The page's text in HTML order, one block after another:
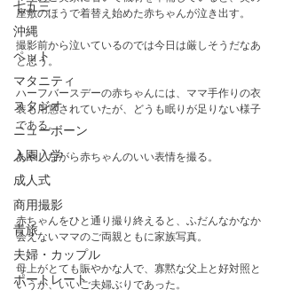
七五三
沖縄
ペット
マタニティ
スタジオ
ニューボーン
入園入学
成人式
商用撮影
青旅
夫婦・カップル
ポートレート
座敷のほうで着替え始めた赤ちゃんが泣き出す。
撮影前から泣いているのでは今日は厳しそうだなあ
と思う。
ハーフバースデーの赤ちゃんには、ママ手作りの衣
装も用意されていたが、どうも眠りが足りない様子
である。
あやしながら赤ちゃんのいい表情を撮る。
赤ちゃんをひと通り撮り終えると、ふだんなかなか
会えないママのご両親ともに家族写真。
母上がとても賑やかな人で、寡黙な父上と好対照と
いうか、いいご夫婦ぶりであった。